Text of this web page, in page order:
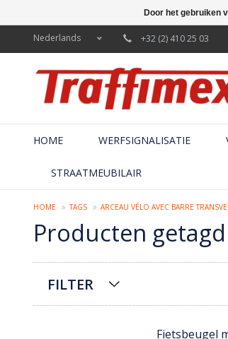
Nederlands +32 (2) 410 25 03
HOME WERFSIGNALISATIE
STRAATMEUBILAIR
HOME TAGS ARCEAU VÉLO AVEC BARRE
Producten
FILTER
Fietsbeugel
Door het gebruiken